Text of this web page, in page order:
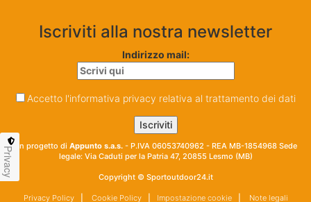
Iscriviti alla nostra newsletter
Indirizzo mail:
Accetto l'informativa privacy relativa al trattamento dei dati
Un progetto di Appunto s.a.s. - P.IVA 06053740962 - REA MB-1854968 Sede
legale: Via Caduti per la Patria 47, 20855 Lesmo (MB)
Copyright © Sportoutdoor24.it
Privacy Policy| Cookie Policy| Impostazione cookie| Note legali
Privacy